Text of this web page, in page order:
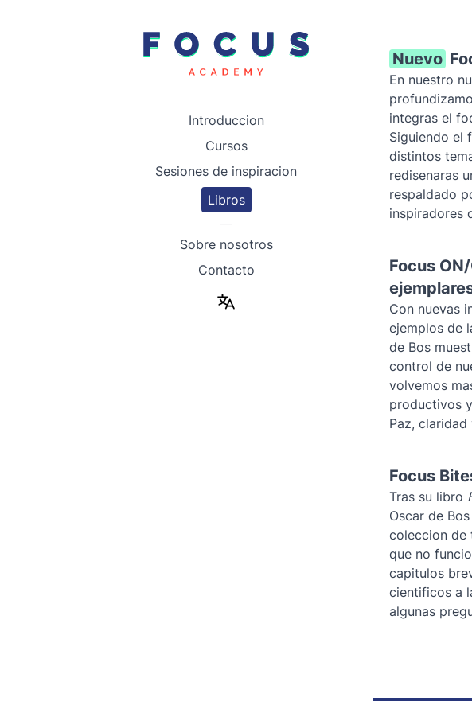
Introduccion
Cursos
Sesiones de inspiracion
Libros
—
Sobre nosotros
Contacto
Nuevo
En nuestro
integras el
Siguiendo el
distintos
redisenaras
respaldado
inspiradores
Focus
Con nuevas
ejemplos de
de Bos
control de
volvemos
productivos
Paz,
Focus
Tras su libro
Oscar de
coleccion de
que no
capitulos
cientificos a
algunas